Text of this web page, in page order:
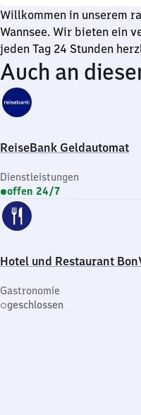
Uhr
Willkommen in unserem
Wannsee. Wir bieten ein
jeden Tag 24 Stunden
Auch an
ReiseBank Geldautomat
Dienstleistungen
offen 24/7
Hotel und Restaurant
Gastronomie
geschlossen